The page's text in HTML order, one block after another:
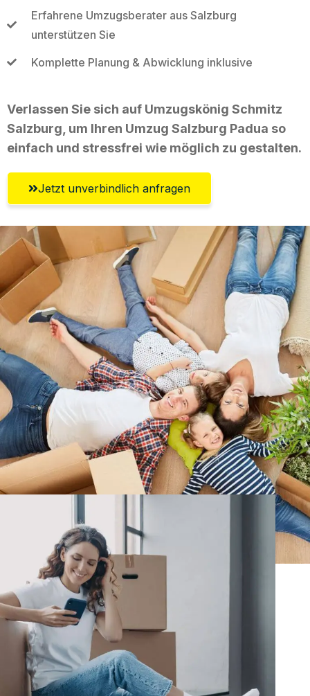
Erfahrene Umzugsberater aus Salzburg
unterstützen Sie
Komplette Planung & Abwicklung inklusive
Verlassen Sie sich auf Umzugskönig Schmitz
Salzburg, um Ihren Umzug Salzburg Padua so
einfach und stressfrei wie möglich zu gestalten.
Jetzt unverbindlich anfragen